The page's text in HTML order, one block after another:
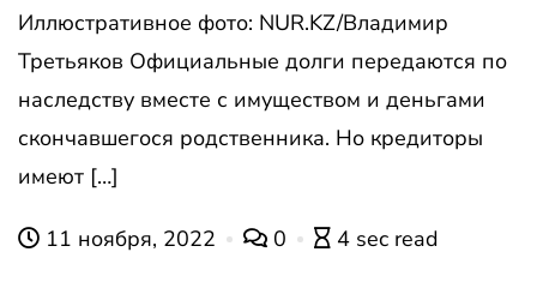
Иллюстративное фото: NUR.KZ/Владимир
Третьяков Официальные долги передаются по
наследству вместе с имуществом и деньгами
скончавшегося родственника. Но кредиторы
имеют […]
11 ноября, 2022 0 4 sec read